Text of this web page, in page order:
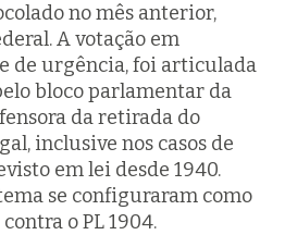
no mês anterior,
A votação em
de urgência, foi articulada
bloco parlamentar da
da retirada do
inclusive nos casos de
em lei desde 1940.
se configuraram como
o PL 1904.